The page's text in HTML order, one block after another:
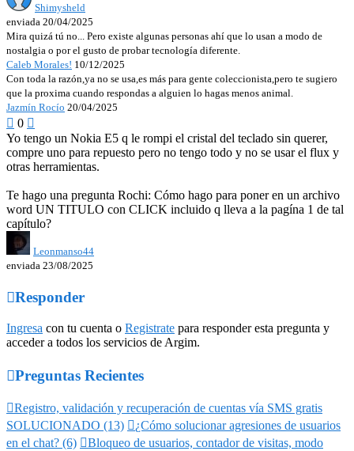
Shimysheld
enviada 20/04/2025
Mira quizá tú no... Pero existe algunas personas ahí que lo usan a modo de
nostalgia o por el gusto de probar tecnología diferente.
Caleb Morales! 10/12/2025
Con toda la razón,ya no se usa,es más para gente coleccionista,pero te sugiero
que la proxima cuando respondas a alguien lo hagas menos animal.
Jazmín Rocío 20/04/2025
 0 
Yo tengo un Nokia E5 q le rompi el cristal del teclado sin querer,
compre uno para repuesto pero no tengo todo y no se usar el flux y
otras herramientas.
Te hago una pregunta Rochi: Cómo hago para poner en un archivo
word UN TITULO con CLICK incluido q lleva a la pagína 1 de tal
capítulo?
Leonmanso44
enviada 23/08/2025
Responder
Ingresa con tu cuenta o Registrate para responder esta pregunta y
acceder a todos los servicios de Argim.
Preguntas Recientes
Registro, validación y recuperación de cuentas vía SMS gratis
SOLUCIONADO (13) ¿Cómo solucionar agresiones de usuarios
en el chat? (6) Bloqueo de usuarios, contador de visitas, modo